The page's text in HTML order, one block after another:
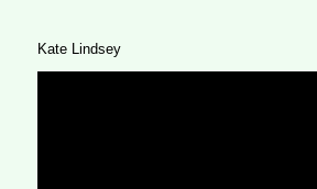
Kate Lindsey